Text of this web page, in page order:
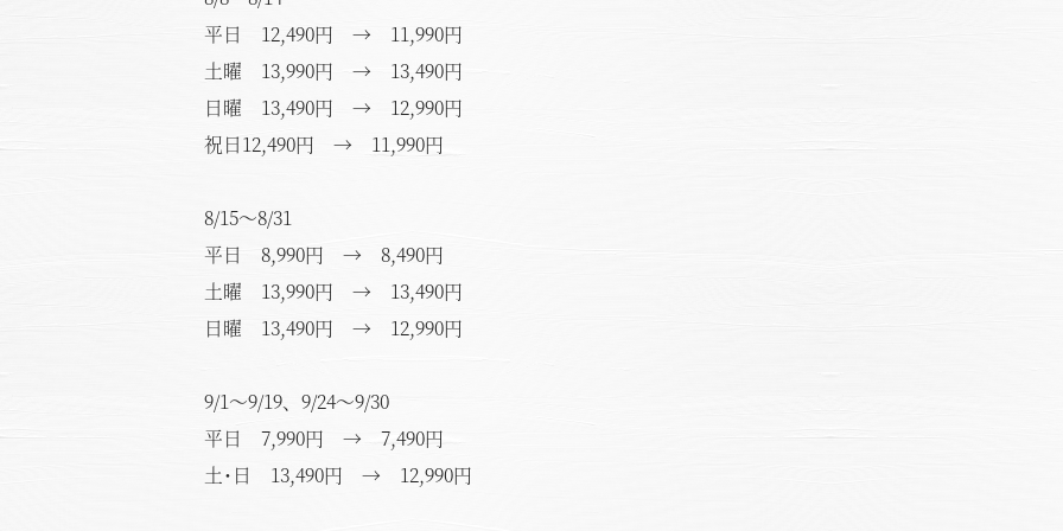
平日 12,490円 → 11,990円
土曜 13,990円 → 13,490円
日曜 13,490円 → 12,990円
祝日12,490円 → 11,990円
8/15～8/31
平日 8,990円 → 8,490円
土曜 13,990円 → 13,490円
日曜 13,490円 → 12,990円
9/1～9/19、9/24～9/30
平日 7,990円 → 7,490円
土･日 13,490円 → 12,990円